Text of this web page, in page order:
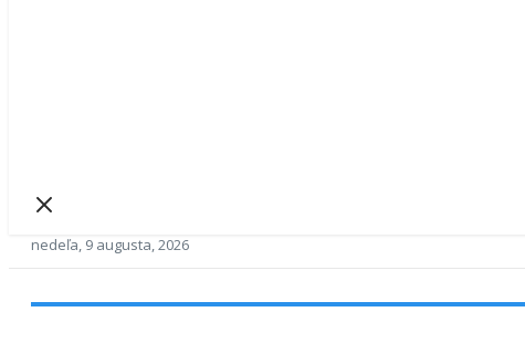
nedeľa, 9 augusta, 2026